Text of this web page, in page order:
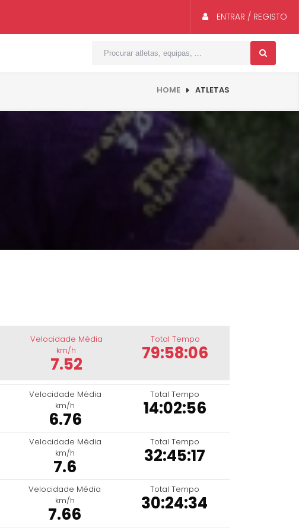
ENTRAR / REGISTO
HOME ATLETAS
Velocidade Média
km/h
7.52
Total Tempo
79:58:06
Velocidade Média
km/h
6.76
Total Tempo
14:02:56
Velocidade Média
km/h
7.6
Total Tempo
32:45:17
Velocidade Média
km/h
7.66
Total Tempo
30:24:34